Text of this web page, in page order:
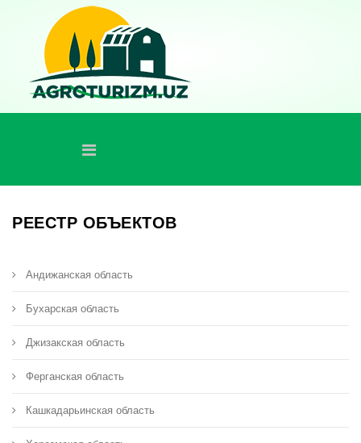
РЕЕСТР ОБЪЕКТОВ
Андижанская область
Бухарская область
Джизакская область
Ферганская область
Кашкадарьинская область